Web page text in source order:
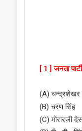
[ 1 ] जनता
(A) चन्द्रशेखर
(B) चरण सिंह
(C) मोरारजी